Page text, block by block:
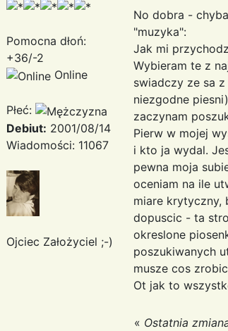
Pomocna dłoń:
+36/-2
Online
Płeć:
Debiut: 2001/08/14
Wiadomości: 11067
Ojciec Założyciel ;-)
No dobra -
"muzyka":
Jak mi
Wybieram te z
swiadczy ze sa
niezgodne
zaczynam
Pierw w mojej
i kto ja wydal.
pewna moja
oceniam na ile
miare krytyczny,
dopuscic - ta
okreslone
poszukiwanych
musze cos
Ot jak to
« Ostatnia